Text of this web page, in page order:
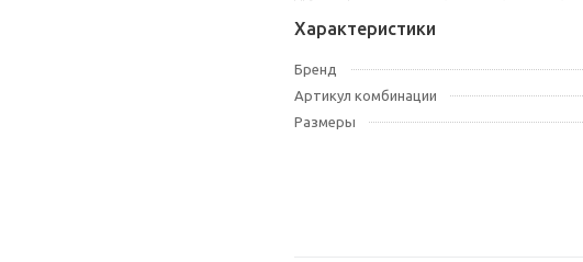
Характеристики
Бренд
Артикул комбинации
Размеры